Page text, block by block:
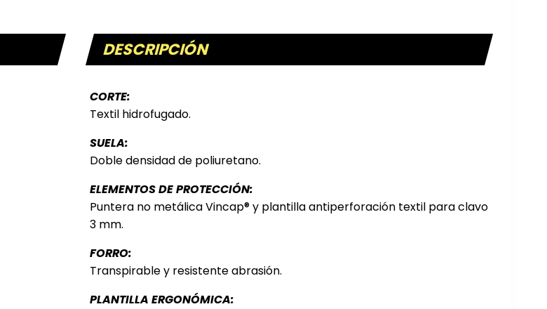
DESCRIPCIÓN
CORTE:
Textil hidrofugado.
SUELA:
Doble densidad de poliuretano.
ELEMENTOS DE PROTECCIÓN:
Puntera no metálica Vincap® y plantilla antiperforación textil para clavo
3 mm.
FORRO:
Transpirable y resistente abrasión.
PLANTILLA ERGONÓMICA: